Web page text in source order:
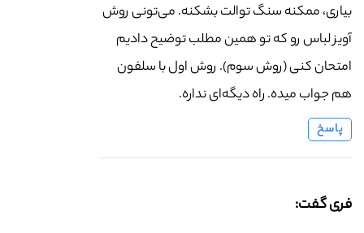
بیاری، ممکنه سنگ توالت بشکنه. می‌تونی روش
آویز لباس رو که تو همین مطلب توضیح دادیم
امتحان کنی (روش سوم). روش اول با سلفون
هم جواب میده. راه دیگه‌ای نداره.
پاسخ
فری گفت: